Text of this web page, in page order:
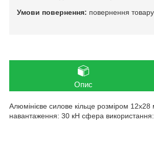
повернення
Опис
Алюмінієве силове кільце розміром
навантаження: 30 кН сфера використання: